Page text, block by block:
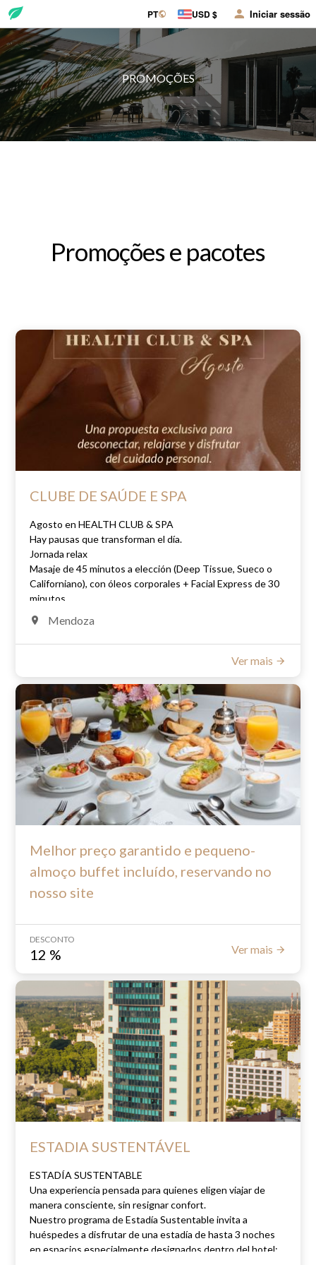
PT USD $ Iniciar sessão
PROMOÇÕES
Promoções e pacotes
CLUBE DE SAÚDE E SPA
Agosto en HEALTH CLUB & SPA
Hay pausas que transforman el día.
Jornada relax
Masaje de 45 minutos a elección (Deep Tissue, Sueco o
Californiano), con óleos corporales + Facial Express de 30
minutos.
AR$120.000 finales
Elija compartir un momento especial
Spa & Tarde de té
Reservas : +5492615194284
spa@diplomatihotel.com.ar
Mendoza
Ver mais
Melhor preço garantido e pequeno-
almoço buffet incluído, reservando no
nosso site
DESCONTO
12 % Ver mais
ESTADIA SUSTENTÁVEL
ESTADÍA SUSTENTABLE
Una experiencia pensada para quienes eligen viajar de
manera consciente, sin resignar confort.
Nuestro programa deEstadía Sustentableinvita a
huéspedes a disfrutar de una estadía de hasta 3 noches
en espacios especialmente designados dentro del hotel: